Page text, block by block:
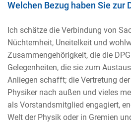
Welchen Bezug haben Sie zur
Ich schätze die Verbindung von
Nüchternheit, Uneitelkeit und
Zusammengehörigkeit, die die
Gelegenheiten, die sie zum
Anliegen schafft; die Vertretung
Physiker nach außen und vieles
als Vorstandsmitglied engagiert,
Welt der Physik oder in Gremien